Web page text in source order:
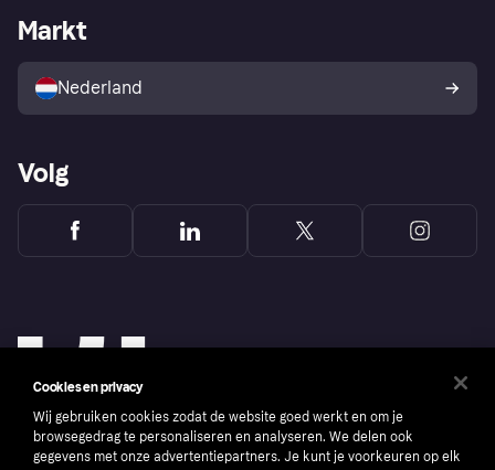
Winkeloverzicht
Kopersbescherming voor
consumenten
Zakelijke login
Markt
Nederland
Volg
Cookies en privacy
Wij gebruiken cookies zodat de website goed werkt en om je
browsegedrag te personaliseren en analyseren. We delen ook
gegevens met onze advertentiepartners. Je kunt je voorkeuren op elk